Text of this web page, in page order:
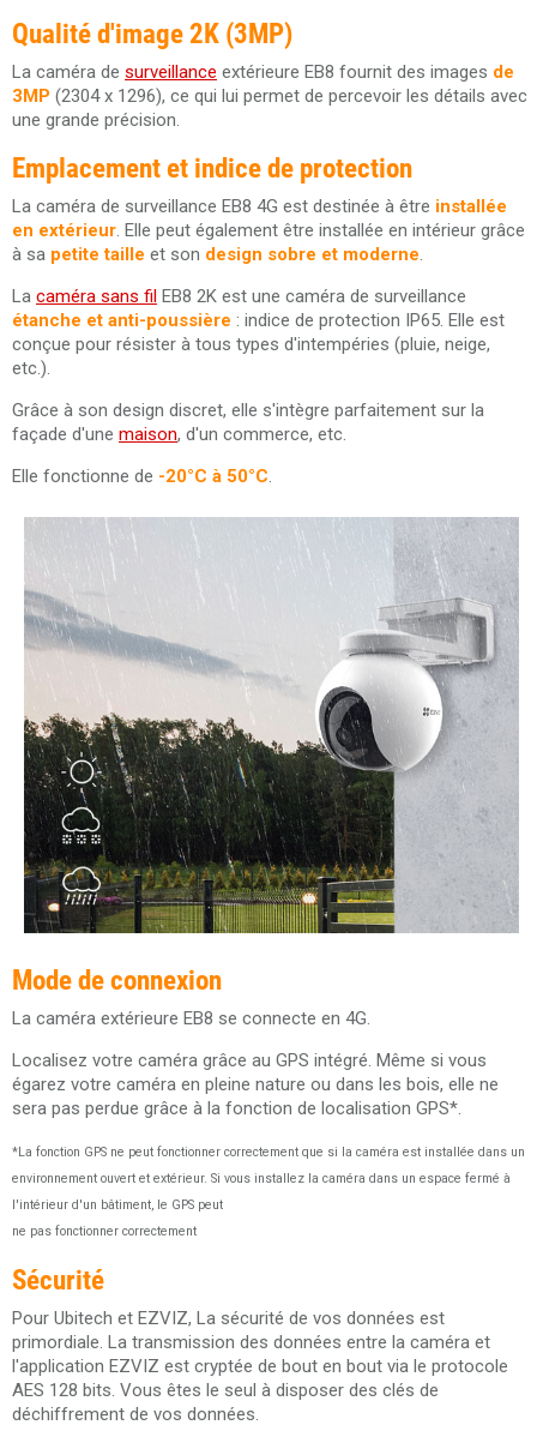
Qualité d'image 2K (3MP)
La caméra de surveillance extérieure EB8 fournit des images de
3MP (2304 x 1296), ce qui lui permet de percevoir les détails avec
une grande précision.
Emplacement et indice de protection
La caméra de surveillance EB8 4G est destinée à être installée
en extérieur. Elle peut également être installée en intérieur grâce
à sa petite taille et son design sobre et moderne.
La caméra sans fil EB8 2K est une caméra de surveillance
étanche et anti-poussière : indice de protection IP65. Elle est
conçue pour résister à tous types d'intempéries (pluie, neige,
etc.).
Grâce à son design discret, elle s'intègre parfaitement sur la
façade d'une maison, d'un commerce, etc.
Elle fonctionne de -20°C à 50°C.
Mode de connexion
La caméra extérieure EB8 se connecte en 4G.
Localisez votre caméra grâce au GPS intégré. Même si vous
égarez votre caméra en pleine nature ou dans les bois, elle ne
sera pas perdue grâce à la fonction de localisation GPS*.
*La fonction GPS ne peut fonctionner correctement que si la caméra est installée dans un
environnement ouvert et extérieur. Si vous installez la caméra dans un espace fermé à
l'intérieur d'un bâtiment, le GPS peut
ne pas fonctionner correctement
Sécurité
Pour Ubitech et EZVIZ, La sécurité de vos données est
primordiale. La transmission des données entre la caméra et
l'application EZVIZ est cryptée de bout en bout via le protocole
AES 128 bits. Vous êtes le seul à disposer des clés de
déchiffrement de vos données.